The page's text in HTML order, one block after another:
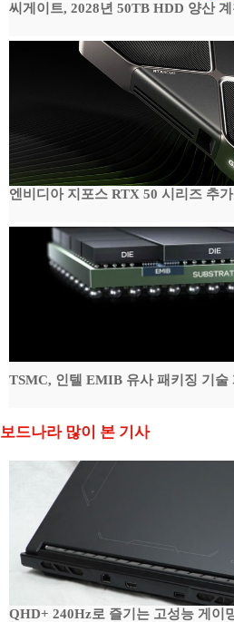
씨게이트, 2028년 50TB HDD 양산 계
엔비디아 지포스 RTX 50 시리즈 추
TSMC, 인텔 EMIB 유사 패키징 기술
보드나라 많이 본 기사
QHD+ 240Hz로 즐기는 고성능 게이